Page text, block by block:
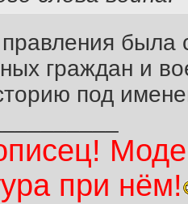
была
граждан и
под
при нём!